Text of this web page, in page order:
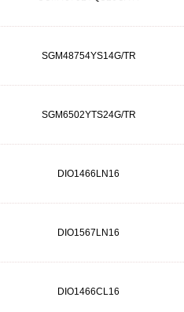
SGM48754YS14G/TR
SGM6502YTS24G/TR
DIO1466LN16
DIO1567LN16
DIO1466CL16